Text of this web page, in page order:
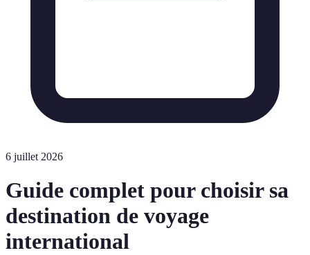
6 juillet 2026
Guide complet pour choisir sa
destination de voyage
international